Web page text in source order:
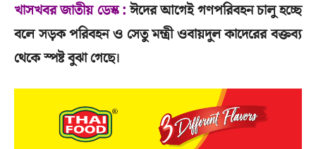
খাসখবর জাতীয় ডেস্ক :ঈদের আগেই গণপরিবহন চালু হচ্ছে
বলে সড়ক পরিবহন ও সেতু মন্ত্রী ওবায়দুল কাদেরের বক্তব্য
থেকে স্পষ্ট বুঝা গেছে।